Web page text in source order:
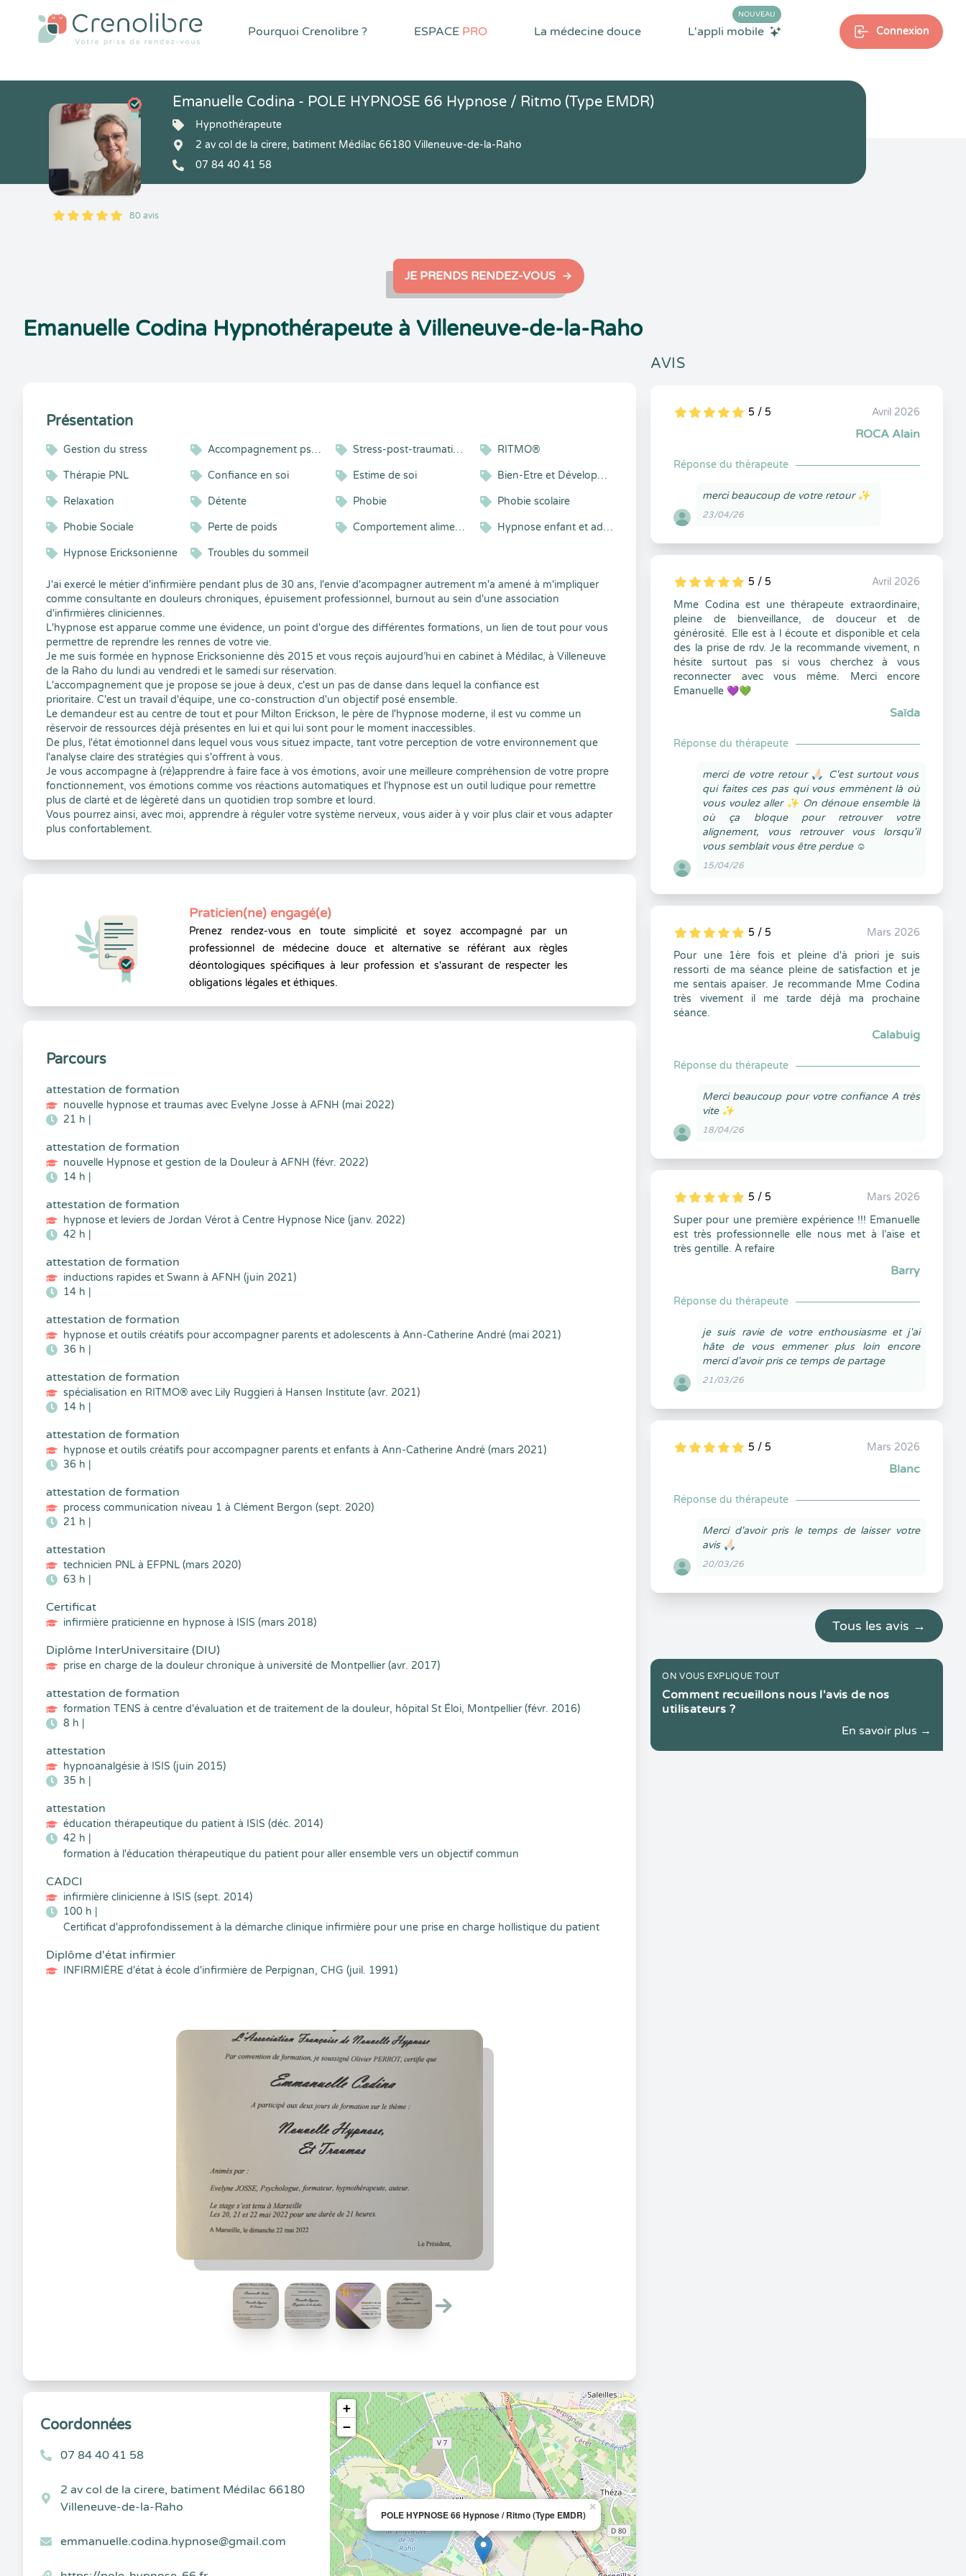
Pourquoi Crenolibre ? ESPACE PRO La médecine douce L'appli mobile
NOUVEAU
Connexion
5
1
5
80 80 avis
Emanuelle Codina - POLE HYPNOSE 66 Hypnose / Ritmo (Type EMDR)
Hypnothérapeute
2 av col de la cirere, batiment Médilac 66180 Villeneuve-de-la-Raho
07 84 40 41 58
JE PRENDS RENDEZ-VOUS
Emanuelle Codina Hypnothérapeute à Villeneuve-de-la-Raho
Présentation
Gestion du stress Accompagnement psycho-émotionnel Stress-post-traumatiques RITMO®
Thérapie PNL Confiance en soi Estime de soi Bien-Etre et Développement Personnel
Relaxation Détente Phobie Phobie scolaire
Phobie Sociale Perte de poids Comportement alimentaire Hypnose enfant et adolescent
Hypnose Ericksonienne Troubles du sommeil
J'ai exercé le métier d'infirmière pendant plus de 30 ans, l'envie d'acompagner autrement m'a amené à m'impliquer
comme consultante en douleurs chroniques, épuisement professionnel, burnout au sein d'une association
d'infirmières cliniciennes.
L'hypnose est apparue comme une évidence, un point d'orgue des différentes formations, un lien de tout pour vous
permettre de reprendre les rennes de votre vie.
Je me suis formée en hypnose Ericksonienne dès 2015 et vous reçois aujourd’hui en cabinet à Médilac, à Villeneuve
de la Raho du lundi au vendredi et le samedi sur réservation.
L'accompagnement que je propose se joue à deux, c'est un pas de danse dans lequel la confiance est
prioritaire. C'est un travail d'équipe, une co-construction d'un objectif posé ensemble.
Le demandeur est au centre de tout et pour Milton Erickson, le père de l'hypnose moderne, il est vu comme un
réservoir de ressources déjà présentes en lui et qui lui sont pour le moment inaccessibles.
De plus, l'état émotionnel dans lequel vous vous situez impacte, tant votre perception de votre environnement que
l'analyse claire des stratégies qui s'offrent à vous.
Je vous accompagne à (ré)apprendre à faire face à vos émotions, avoir une meilleure compréhension de votre propre
fonctionnement, vos émotions comme vos réactions automatiques et l'hypnose est un outil ludique pour remettre
plus de clarté et de légèreté dans un quotidien trop sombre et lourd.
Vous pourrez ainsi, avec moi, apprendre à réguler votre système nerveux, vous aider à y voir plus clair et vous adapter
plus confortablement.
Praticien(ne) engagé(e)
Prenez rendez-vous en toute simplicité et soyez accompagné par un
professionnel de médecine douce et alternative se référant aux règles
déontologiques spécifiques à leur profession et s'assurant de respecter les
obligations légales et éthiques.
Parcours
attestation de formation
nouvelle hypnose et traumas avec Evelyne Josse à AFNH (mai 2022)
21 h |
attestation de formation
nouvelle Hypnose et gestion de la Douleur à AFNH (févr. 2022)
14 h |
attestation de formation
hypnose et leviers de Jordan Vérot à Centre Hypnose Nice (janv. 2022)
42 h |
attestation de formation
inductions rapides et Swann à AFNH (juin 2021)
14 h |
attestation de formation
hypnose et outils créatifs pour accompagner parents et adolescents à Ann-Catherine André (mai 2021)
36 h |
attestation de formation
spécialisation en RITMO® avec Lily Ruggieri à Hansen Institute (avr. 2021)
14 h |
attestation de formation
hypnose et outils créatifs pour accompagner parents et enfants à Ann-Catherine André (mars 2021)
36 h |
attestation de formation
process communication niveau 1 à Clément Bergon (sept. 2020)
21 h |
attestation
technicien PNL à EFPNL (mars 2020)
63 h |
Certificat
infirmière praticienne en hypnose à ISIS (mars 2018)
Diplôme InterUniversitaire (DIU)
prise en charge de la douleur chronique à université de Montpellier (avr. 2017)
attestation de formation
formation TENS à centre d'évaluation et de traitement de la douleur, hôpital St Éloi, Montpellier (févr. 2016)
8 h |
attestation
hypnoanalgésie à ISIS (juin 2015)
35 h |
attestation
éducation thérapeutique du patient à ISIS (déc. 2014)
42 h |
formation à l'éducation thérapeutique du patient pour aller ensemble vers un objectif commun
CADCI
infirmière clinicienne à ISIS (sept. 2014)
100 h |
Certificat d'approfondissement à la démarche clinique infirmière pour une prise en charge hollistique du patient
Diplôme d'état infirmier
INFIRMIÈRE d'état à école d'infirmière de Perpignan, CHG (juil. 1991)
Coordonnées
07 84 40 41 58
2 av col de la cirere, batiment Médilac 66180
Villeneuve-de-la-Raho
emmanuelle.codina.hypnose@gmail.com
POLE HYPNOSE 66 Hypnose / Ritmo (Type EMDR)
×
+
−
AVIS
5
1
5
0 5 / 5 Avril 2026
ROCA Alain
Réponse du thérapeute
merci beaucoup de votre retour ✨
23/04/26
5
1
5
0 5 / 5
Avril 2026
Mme Codina est une thérapeute extraordinaire,
pleine de bienveillance, de douceur et de
générosité. Elle est à l écoute et disponible et cela
des la prise de rdv. Je la recommande vivement, n
hésite surtout pas si vous cherchez à vous
reconnecter avec vous même. Merci encore
Emanuelle 💜💚
Saïda
Réponse du thérapeute
merci de votre retour 🙏🏻 C'est surtout vous
qui faites ces pas qui vous emmènent là où
vous voulez aller ✨ On dénoue ensemble là
où ça bloque pour retrouver votre
alignement, vous retrouver vous lorsqu'il
vous semblait vous être perdue ☺️
15/04/26
5
1
5
0 5 / 5
Mars 2026
Pour une 1ère fois et pleine d'à priori je suis
ressorti de ma séance pleine de satisfaction et je
me sentais apaiser. Je recommande Mme Codina
très vivement il me tarde déjà ma prochaine
séance.
Calabuig
Réponse du thérapeute
Merci beaucoup pour votre confiance A très
vite ✨
18/04/26
5
1
5
0 5 / 5
Mars 2026
Super pour une première expérience !!! Emanuelle
est très professionnelle elle nous met à l’aise et
très gentille. À refaire
Barry
Réponse du thérapeute
je suis ravie de votre enthousiasme et j'ai
hâte de vous emmener plus loin encore
merci d'avoir pris ce temps de partage
21/03/26
5
1
5
0 5 / 5 Mars 2026
Blanc
Réponse du thérapeute
Merci d'avoir pris le temps de laisser votre
avis 🙏🏻
20/03/26
Tous les avis →
ON VOUS EXPLIQUE TOUT
Comment recueillons nous l'avis de nos
utilisateurs ?
En savoir plus →